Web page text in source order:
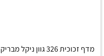
מדף זכוכית 326 גוון ניקל מבריק